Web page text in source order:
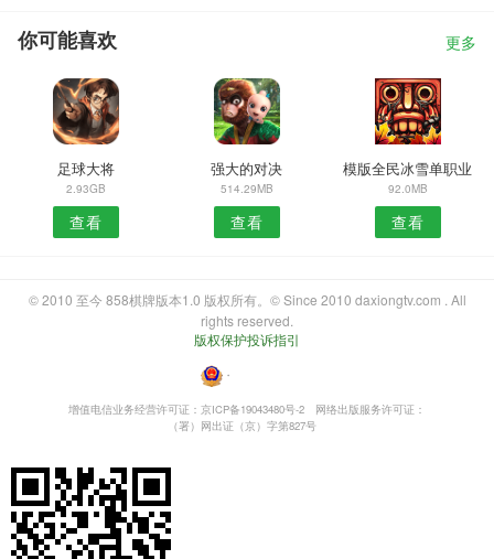
你可能喜欢 更多
足球大将
2.93GB
查看
强大的对决
514.29MB
查看
模版全民冰雪单职业
92.0MB
查看
© 2010 至今 858棋牌版本1.0 版权所有。© Since 2010 daxiongtv.com . All
rights reserved.
版权保护投诉指引
・
增值电信业务经营许可证：京ICP备19043480号-2
网络出版服务许可证：
（署）网出证（京）字第827号